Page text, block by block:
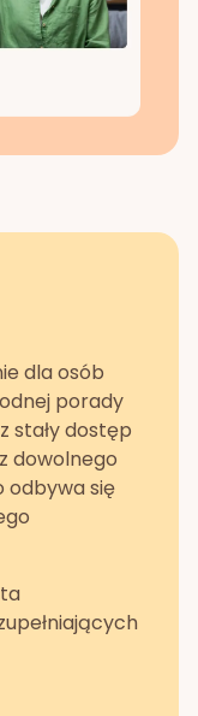
dla osób
porady
stały dostęp
dowolnego
odbywa się